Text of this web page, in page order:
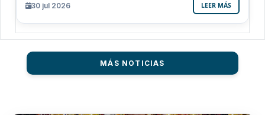
30 jul 2026 LEER MÁS
MÁS NOTICIAS